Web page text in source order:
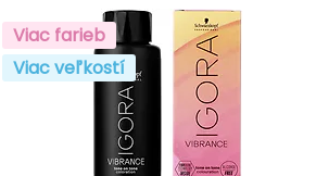
Viac farieb
Viac veľkostí